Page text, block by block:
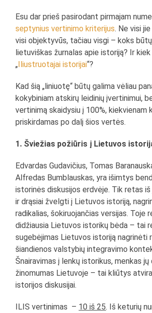
Esu dar prieš pasirodant pirmajam
septynius vertinimo kriterijus. Ne visi
visi objektyvūs, tačiau visgi – koks
lietuviškas žurnalas apie istoriją? Ir
„Iliustruotajai istorijai“?
Kad šią „liniuotę“ būtų galima vėliau
kokybiniam atskirų leidinių įvertinimui,
vertinimą skaidysiu į 100%, kiekvienam
priskirdamas po dalį šios vertės.
1. Šviežias požiūris į Lietuvos
Edvardas Gudavičius, Tomas
Alfredas Bumblauskas, yra išimtys
istorinės diskusijos erdvėje. Tik retas iš
ir drąsiai žvelgti į Lietuvos istoriją,
radikalias, šokiruojančias versijas. Toje
didžiausia Lietuvos istorikų bėda – tai
sugebėjimas Lietuvos istoriją nagrinėti
šiandienos valstybių integravimo
Šnairavimas į lenkų istorikus, menkas jų
žinomumas Lietuvoje – tai kliūtys
istorijos diskusijai.
ILIS vertinimas – 10 iš 25. Iš keturių